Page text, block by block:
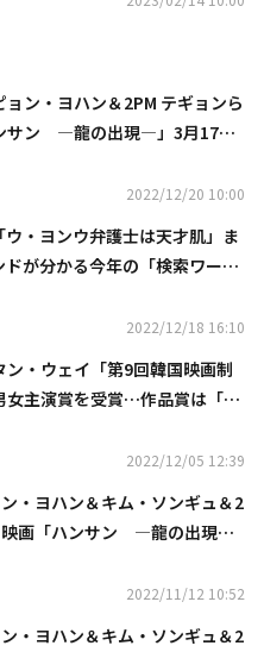
ン・ヨハン＆2PM テギョンら
サン ―龍の出現―」3月17日
2022/12/20 10:00
・ヨンウ弁護士は天才肌」ま
ドが分かる今年の「検索ワード
2022/12/18 16:10
ン・ウェイ「第9回韓国映画制
女主演賞を受賞…作品賞は「別
2022/12/05 12:39
ン・ヨハン＆キム・ソンギュ＆2
映画「ハンサン ―龍の出現
2022/11/12 10:52
ン・ヨハン＆キム・ソンギュ＆2